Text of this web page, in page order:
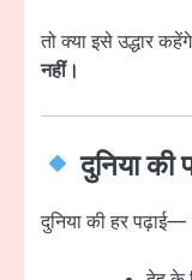
तो क्या इसे उद्धार
नहीं।
दुनिया की
दुनिया की हर पढ़ाई—